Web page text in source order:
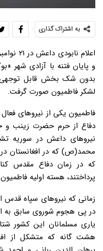
به اشتراک گذاری
و پایان فتنه با آزادی شهر
بدون شک بخش قابل توجهی
لشکر فاطمیون صورت گرفت.
فاطمیون یکی از نیروهای
دفاع از حرم حضرت زینب و
نیروهای داعش در سوریه
محمد(ص) که در افغانستان
که در زمان دفاع مقدس
پرداختند، هسته اولیه
در پی هجوم شوروی سابق به
یاری مسلمانان این کشور
هشت گانه که متشکل از